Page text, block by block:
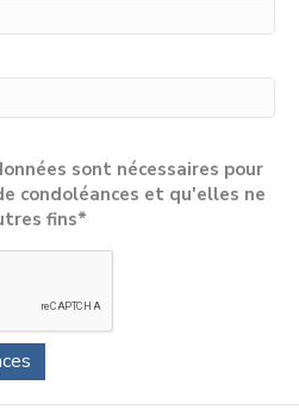
sont nécessaires pour
condoléances et qu'elles ne
fins*